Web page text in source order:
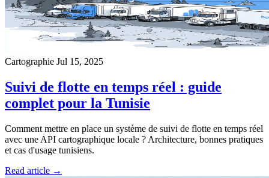
Cartographie Jul 15, 2025
Suivi de flotte en temps réel : guide
complet pour la Tunisie
Comment mettre en place un système de suivi de flotte en temps réel
avec une API cartographique locale ? Architecture, bonnes pratiques
et cas d'usage tunisiens.
Read article →